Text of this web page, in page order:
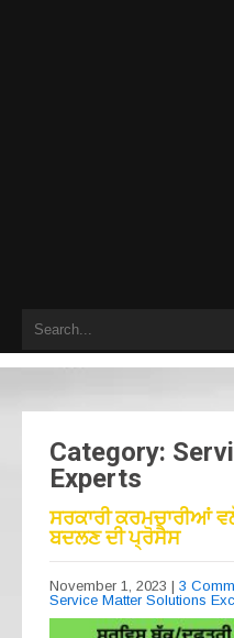
Category:
Experts
ਸਰਕਾਰੀ ਕਰਮਚਾਰੀਆਂ
ਬਦਲਣ ਦੀ ਪ੍ਰੋਸੈਸ
November 1, 2023 | 3
Service Matter Solutions